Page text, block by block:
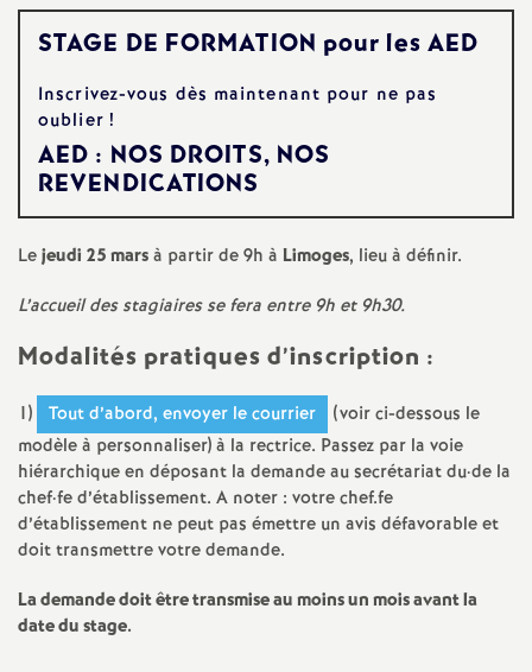
i
o
a
l
d
e
s
E
n
STAGE DE FORMATION pour les AED
Inscrivez-vous dès maintenant pour ne pas
oublier !
AED : NOS DROITS, NOS
REVENDICATIONS
Lejeudi 25 marsà partir de 9h à Limoges, lieu à définir.
L’accueil des stagiaires se fera entre 9h et 9h30.
Modalités pratiques d’inscription :
1) Tout d’abord, envoyer le courrier
(voir ci-dessous le
modèle à personnaliser) à la rectrice. Passez par la voie
hiérarchique en déposant la demande au secrétariat du·de la
chef·fe d’établissement. A noter : votre chef.fe
d’établissement ne peut pas émettre un avis défavorable et
doit transmettre votre demande.
La demande doit être transmise au moins un mois avant la
date du stage.